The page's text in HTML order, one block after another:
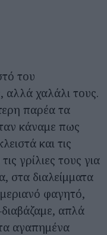
του
αλλά χαλάλι τους.
παρέα τα
κάναμε πως
και τις
γρίλιες τους για
στα διαλείμματα
φαγητό,
απλά
αγαπημένα